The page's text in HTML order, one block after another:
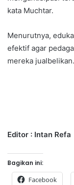
kata Muchtar.
Menurutnya,
efektif agar
mereka
Editor : Intan Refa
Bagikan ini:
Facebook